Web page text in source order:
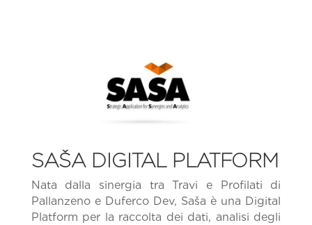
SAŠA DIGITAL PLATFORM
Nata dalla sinergia tra Travi e Profilati di
Pallanzeno e Duferco Dev, Saša è una Digital
Platform per la raccolta dei dati, analisi degli